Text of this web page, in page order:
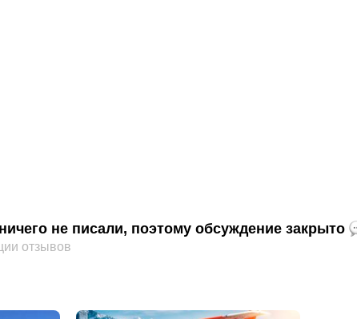
не писали, поэтому обсуждение закрыто
отзывов